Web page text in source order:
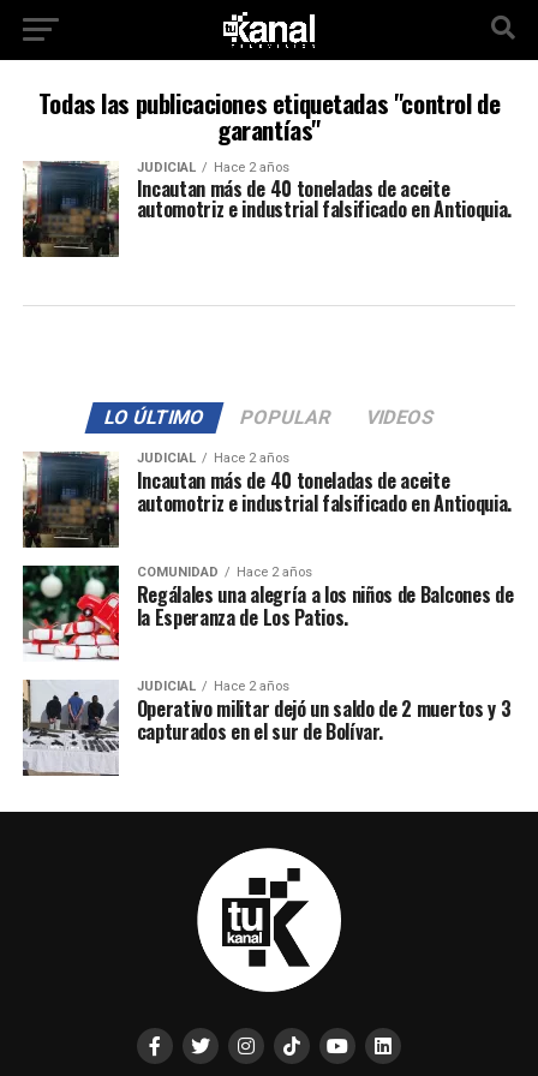
Todas las publicaciones etiquetadas "control de
garantías"
JUDICIAL Hace 2 años
Incautan más de 40 toneladas de aceite
automotriz e industrial falsificado en Antioquia.
LO ÚLTIMO POPULAR VIDEOS
JUDICIAL Hace 2 años
Incautan más de 40 toneladas de aceite
automotriz e industrial falsificado en Antioquia.
COMUNIDAD Hace 2 años
Regálales una alegría a los niños de Balcones de
la Esperanza de Los Patios.
JUDICIAL Hace 2 años
Operativo militar dejó un saldo de 2 muertos y 3
capturados en el sur de Bolívar.